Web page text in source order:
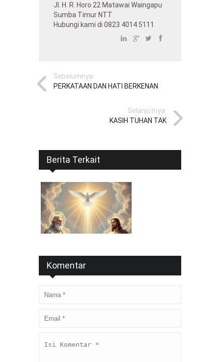
Jl. H. R. Horo 22 Matawai Waingapu
Sumba Timur NTT
Hubungi kami di 0823 4014 5111
Sebelumnya:
PERKATAAN DAN HATI BERKENAN
Selanjutnya:
KASIH TUHAN TAK
Berita Terkait
Komentar